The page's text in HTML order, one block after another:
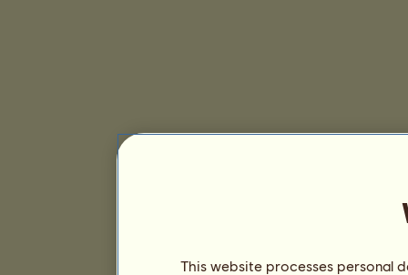
This website processes personal